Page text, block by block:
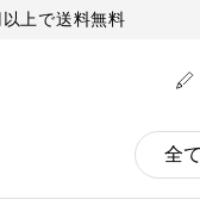
上で送料無料